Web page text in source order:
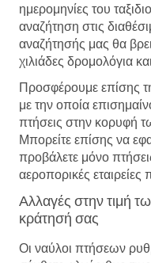
ημερομηνίες του
αναζήτηση στις
αναζήτησής μας θα
χιλιάδες δρομολόγια
Προσφέρουμε επίσης
με την οποία
πτήσεις στην κορυφή
Μπορείτε επίσης να
προβάλετε μόνο
αεροπορικές εταιρείες
Αλλαγές στην τιμή
κράτησή σας
Οι ναύλοι πτήσεων